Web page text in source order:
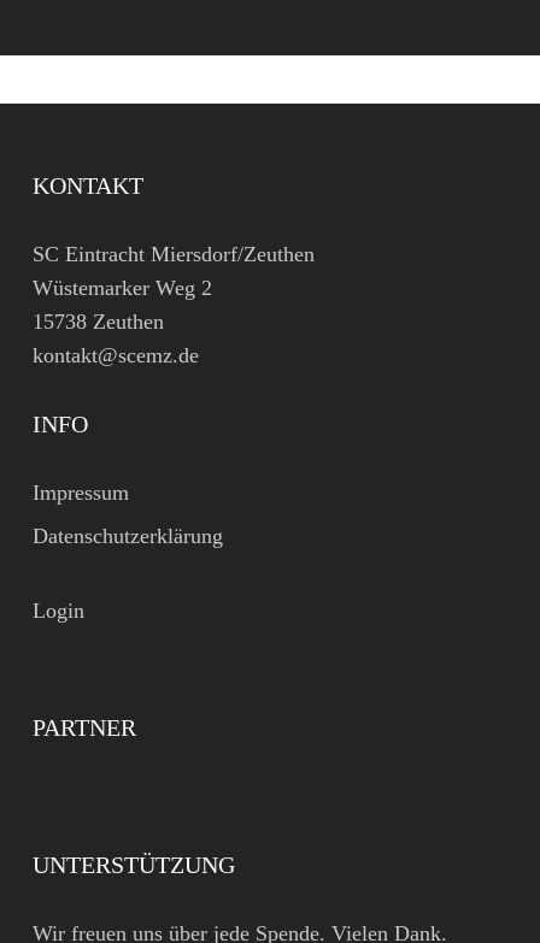
KONTAKT
SC Eintracht Miersdorf/Zeuthen
Wüstemarker Weg 2
15738 Zeuthen
kontakt@scemz.de
INFO
Impressum
Datenschutzerklärung
Login
PARTNER
UNTERSTÜTZUNG
Wir freuen uns über jede Spende. Vielen Dank.